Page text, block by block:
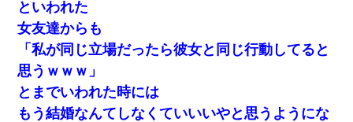
といわれた
女友達からも
「私が同じ立場だったら彼女と同じ行動してると
思うｗｗｗ」
とまでいわれた時には
もう結婚なんてしなくていいいやと思うようにな